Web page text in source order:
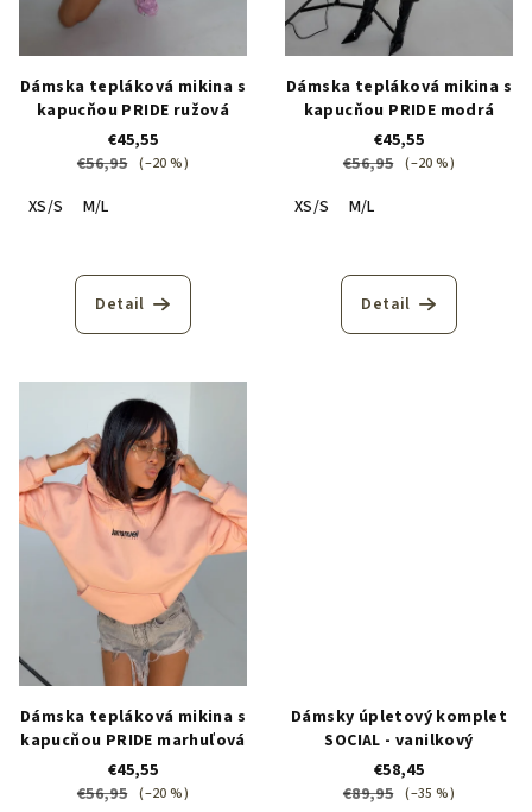
u
kDámska tepláková mikina s
kapucňou PRIDE ružová
€45,55
€56,95 (–20 %)
XS/S M/L
Detail
Dámska tepláková mikina s
kapucňou PRIDE modrá
€45,55
€56,95 (–20 %)
XS/S M/L
Detail
Dámska tepláková mikina s
kapucňou PRIDE marhuľová
€45,55
€56,95 (–20 %)
Dámsky úpletový komplet
SOCIAL - vanilkový
€58,45
€89,95 (–35 %)